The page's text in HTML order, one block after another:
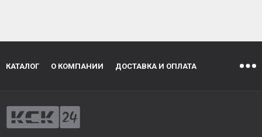
КАТАЛОГ О КОМПАНИИ ДОСТАВКА И ОПЛАТА